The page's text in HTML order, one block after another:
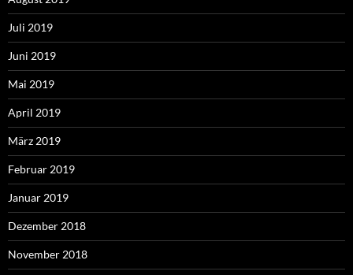
Juli 2019
Juni 2019
Mai 2019
April 2019
März 2019
Februar 2019
Januar 2019
Dezember 2018
November 2018